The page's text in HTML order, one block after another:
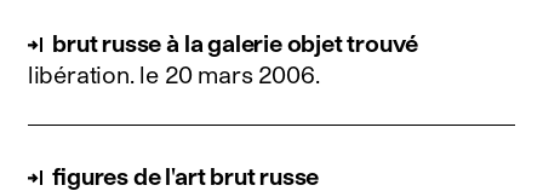
brut russe à la galerie objet trouvé
libération. le 20 mars 2006.
figures de l'art brut russe